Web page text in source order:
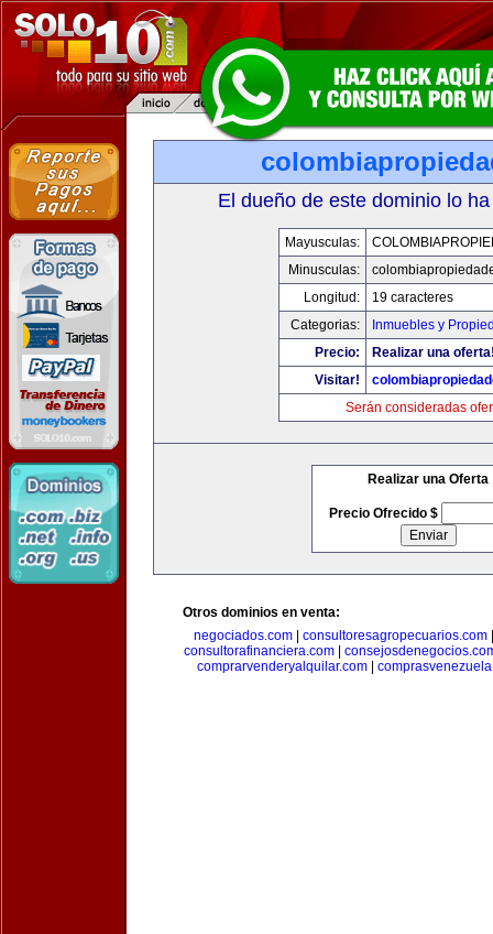
El dueño de este dominio lo
Mayusculas:
Minusculas:
Longitud:
19 caracteres
Categorias:
Inmuebles y
Precio:
Realizar una
Visitar!
Serán consideradas
Realizar una Oferta
Precio Ofrecido $
Otros dominios en venta:
negociados.com
consultoresagropecuarios.com
consultorafinanciera.com|
comprarvenderyalquilar.com|